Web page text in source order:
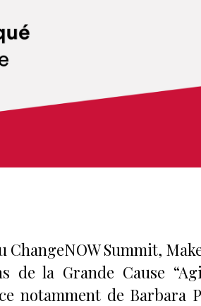
ChangeNOW Summit,
de la Grande Cause
notamment de